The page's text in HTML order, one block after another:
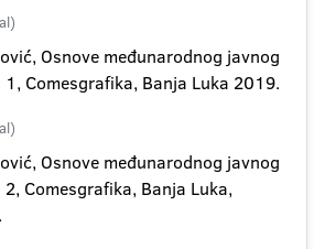
Osnove međunarodnog javnog
1, Comesgrafika, Banja Luka 2019.
Osnove međunarodnog javnog
2, Comesgrafika, Banja Luka,